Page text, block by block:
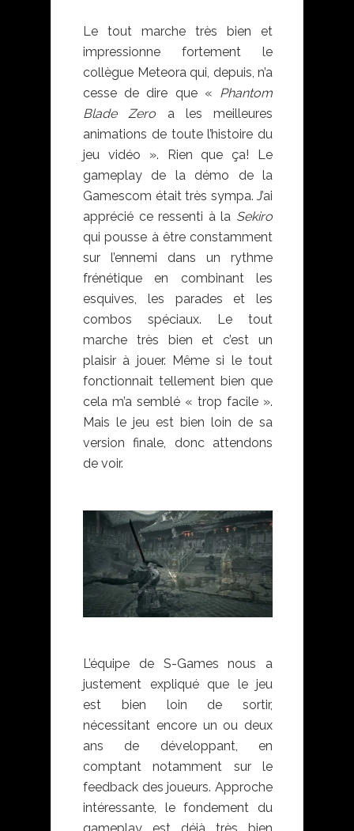
Le tout marche très bien et
impressionne fortement le
collègue Meteora qui, depuis, n’a
cesse de dire que « Phantom
Blade Zero a les meilleures
animations de toute l’histoire du
jeu vidéo ». Rien que ça! Le
gameplay de la démo de la
Gamescom était très sympa. J’ai
apprécié ce ressenti à la Sekiro
qui pousse à être constamment
sur l’ennemi dans un rythme
frénétique en combinant les
esquives, les parades et les
combos spéciaux. Le tout
marche très bien et c’est un
plaisir à jouer. Même si le tout
fonctionnait tellement bien que
cela m’a semblé « trop facile ».
Mais le jeu est bien loin de sa
version finale, donc attendons
de voir.
L’équipe de S-Games nous a
justement expliqué que le jeu
est bien loin de sortir,
nécessitant encore un ou deux
ans de développant, en
comptant notamment sur le
feedback des joueurs. Approche
intéressante, le fondement du